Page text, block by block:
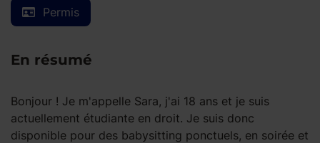
Permis
En résumé
Bonjour ! Je m'appelle Sara, j'ai 18 ans et je suis
actuellement étudiante en droit. Je suis donc
disponible pour des babysitting ponctuels, en soirée et